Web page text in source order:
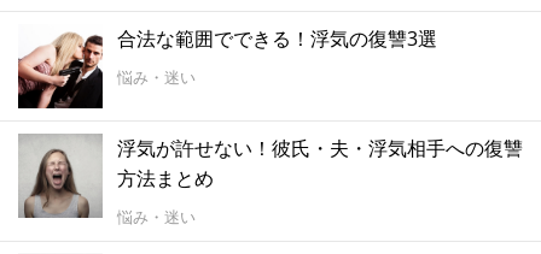
合法な範囲でできる！浮気の復讐3選
悩み・迷い
浮気が許せない！彼氏・夫・浮気相手への復讐
方法まとめ
悩み・迷い